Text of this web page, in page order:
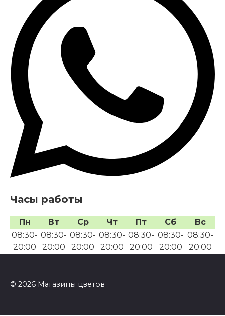
Часы работы
Пн Вт Ср Чт Пт Сб
Вс
08:30-
20:00
08:30-
20:00
08:30-
20:00
08:30-
20:00
08:30-
20:00
08:30-
20:00
08:30-
20:00
© 2026 Магазины цветов